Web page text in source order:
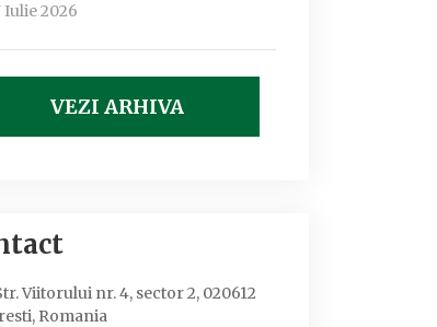
Iulie 2026
VEZI ARHIVA
Viitorului nr. 4, sector 2, 020612
Romania